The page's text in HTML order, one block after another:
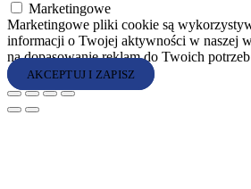
Marketingowe
Marketingowe pliki cookie są
informacji o Twojej aktywności w naszej
na dopasowanie reklam do Twoich
AKCEPTUJ I ZAPISZ